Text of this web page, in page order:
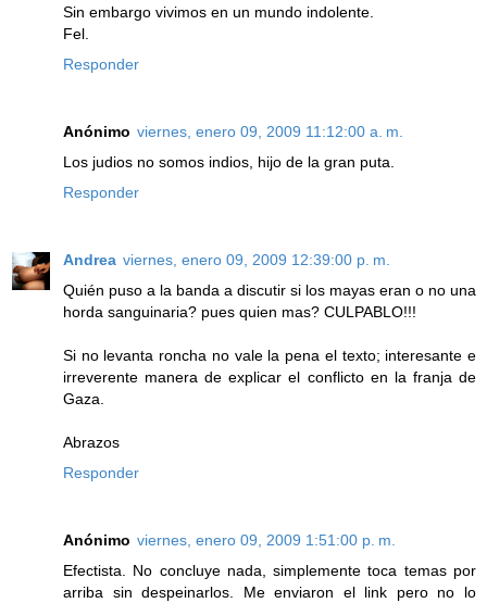
Sin embargo vivimos en un mundo indolente.
Fel.
Responder
Anónimo viernes, enero 09, 2009 11:12:00 a. m.
Los judios no somos indios, hijo de la gran puta.
Responder
Andrea viernes, enero 09, 2009 12:39:00 p. m.
Quién puso a la banda a discutir si los mayas eran o no una
horda sanguinaria? pues quien mas? CULPABLO!!!
Si no levanta roncha no vale la pena el texto; interesante e
irreverente manera de explicar el conflicto en la franja de
Gaza.
Abrazos
Responder
Anónimo viernes, enero 09, 2009 1:51:00 p. m.
Efectista. No concluye nada, simplemente toca temas por
arriba sin despeinarlos. Me enviaron el link pero no lo